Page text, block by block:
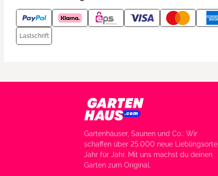
Lastschrift
Gartenhäuser, Saunen und Co.: Wir
schaffen über 25.000 neue Lieblingsorte
Jahr für Jahr. Mit uns machst du deinen
Garten zum Original.